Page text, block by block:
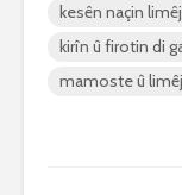
kesên naçin
kirîn û firotin di
mamoste û